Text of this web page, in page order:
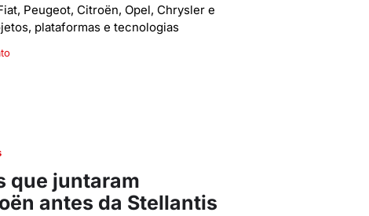
Peugeot, Citroën, Opel, Chrysler e
plataformas e tecnologias
que juntaram
antes da Stellantis